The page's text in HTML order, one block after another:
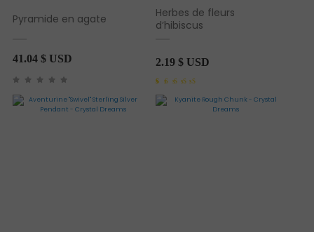
Pyramide en agate
41.04 $ USD
Herbes de fleurs
d’hibiscus
2.19 $ USD
notation client